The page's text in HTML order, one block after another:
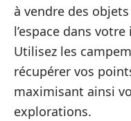
à vendre des
l’espace dans
Utilisez les
récupérer vos
maximisant ainsi
explorations.